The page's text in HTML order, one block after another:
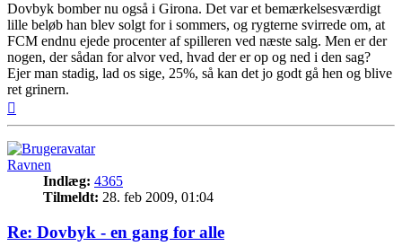
Dovbyk bomber nu også i Girona. Det var et bemærkelsesværdigt
lille beløb han blev solgt for i sommers, og rygterne svirrede om, at
FCM endnu ejede procenter af spilleren ved næste salg. Men er der
nogen, der sådan for alvor ved, hvad der er op og ned i den sag?
Ejer man stadig, lad os sige, 25%, så kan det jo godt gå hen og blive
ret grinern.
Ravnen
Indlæg: 4365
Tilmeldt: 28. feb 2009, 01:04
Re: Dovbyk - en gang for alle